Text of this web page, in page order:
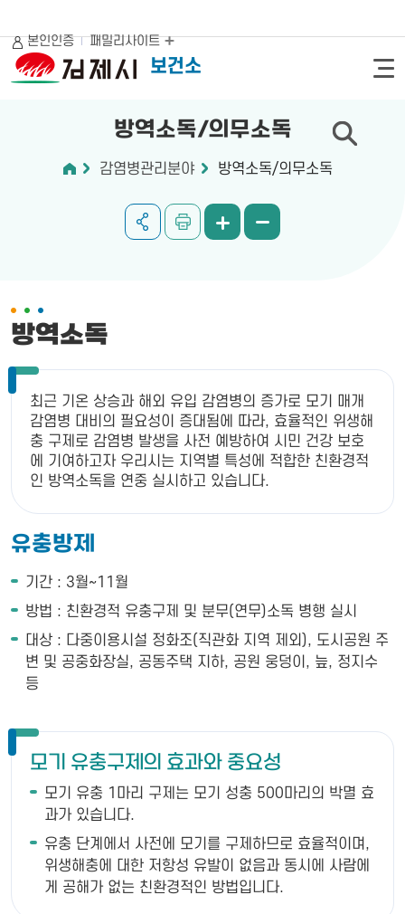
보건소
본인인증 패밀리사이트
방역소독/의무소독
감염병관리분야 방역소독/의무소독
방역소독
최근 기온 상승과 해외 유입 감염병의 증가로 모기 매개
감염병 대비의 필요성이 증대됨에 따라, 효율적인 위생해
충 구제로 감염병 발생을 사전 예방하여 시민 건강 보호
에 기여하고자 우리시는 지역별 특성에 적합한 친환경적
인 방역소독을 연중 실시하고 있습니다.
유충방제
기간 : 3월~11월
방법 : 친환경적 유충구제 및 분무(연무)소독 병행 실시
대상 : 다중이용시설 정화조(직관화 지역 제외), 도시공원 주
변 및 공중화장실, 공동주택 지하, 공원 웅덩이, 늪, 정지수
등
모기 유충구제의 효과와 중요성
모기 유충 1마리 구제는 모기 성충 500마리의 박멸 효
과가 있습니다.
유충 단계에서 사전에 모기를 구제하므로 효율적이며,
위생해충에 대한 저항성 유발이 없음과 동시에 사람에
게 공해가 없는 친환경적인 방법입니다.